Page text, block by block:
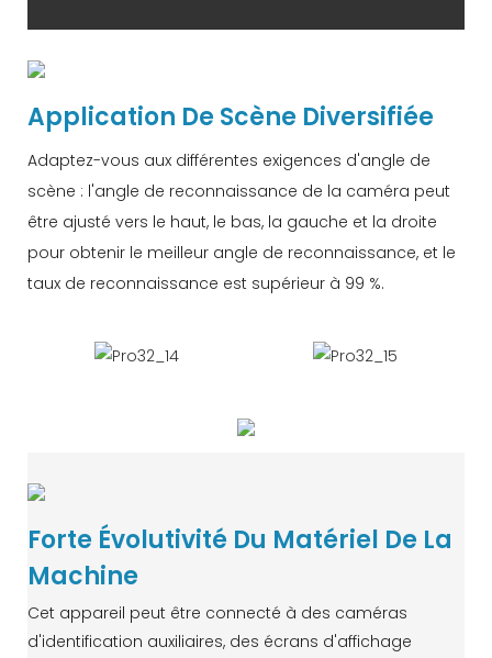
Application De Scène Diversifiée
Adaptez-vous aux différentes exigences d'angle de
scène : l'angle de reconnaissance de la caméra peut
être ajusté vers le haut, le bas, la gauche et la droite
pour obtenir le meilleur angle de reconnaissance, et le
taux de reconnaissance est supérieur à 99 %.
Forte Évolutivité Du Matériel De La
Machine
Cet appareil peut être connecté à des caméras
d'identification auxiliaires, des écrans d'affichage